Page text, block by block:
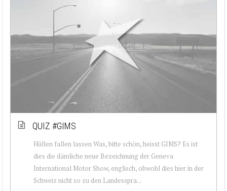
QUIZ #GIMS
Hüllen fallen lassen Was, bitte schön, heisst GIMS? Es ist
dies die dämliche neue Bezeichnung der Geneva
International Motor Show, englisch, obwohl dies hier in der
Schweiz nicht so zu den Landesspra...